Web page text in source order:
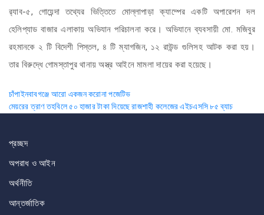
র‌্যাব-৫, গোয়েন্দা তথ্যের ভিত্তিতে মোল্লাপাড়া ক্যাম্পের একটি অপারেশন দল
হেলিপ্যাড বাজার এলাকায় অভিযান পরিচালনা করে। অভিযানে ব্যবসায়ী মো. মজিবুর
রহমানকে ২ টি বিদেশী পিস্তল, ৪ টি ম্যাগজিন, ১২ রাউন্ড গুলিসহ আটক করা হয়।
তার বিরুদ্ধে গোমস্তাপুর থানায় অস্ত্র আইনে মামলা দায়ের করা হয়েছে।
Post
navigation
চাঁপাইনবাবগঞ্জে আরো একজন করোনা পজেটিভ
মেয়রের ত্রাণ তহবিলে ৫০ হাজার টাকা দিয়েছে রাজশাহী কলেজের এইচএসসি ৮৫ ব্যাচ
প্রচ্ছদ
অপরাধ ও আইন
অর্থনীতি
আন্তর্জাতিক